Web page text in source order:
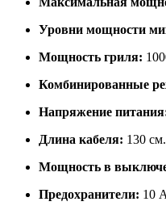
Уровни мощности
Мощность гриля:
Комбинированные
Напряжение
Длина кабеля: 130 см.
Мощность в
Предохранители: 10